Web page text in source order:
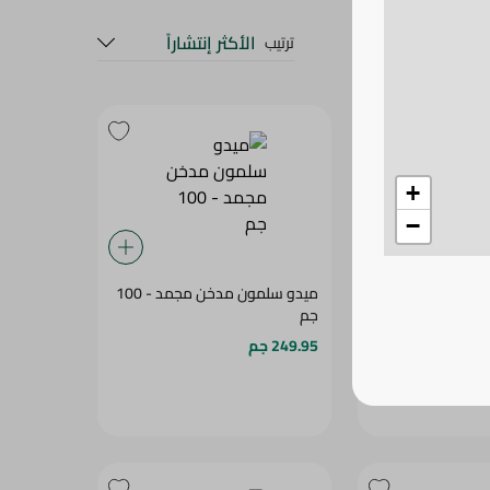
ترتيب الأكثر إنتشاراً
ميدو سلمون مدخن مجمد - 100
جم
249.95 جم
+
−